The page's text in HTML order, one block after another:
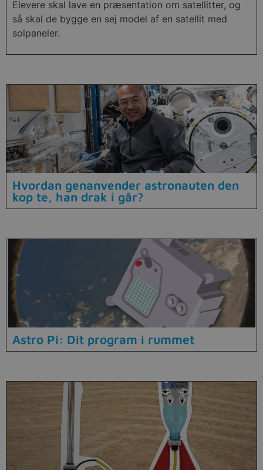
Elevere skal lave en præsentation om satellitter, og
så skal de bygge en sej model af en satellit med
solpaneler.
Hvordan genanvender astronauten den
kop te, han drak i går?
Astro Pi: Dit program i rummet